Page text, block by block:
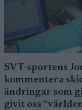
SVT-sportens
kommentera
ändringar som
givit oss